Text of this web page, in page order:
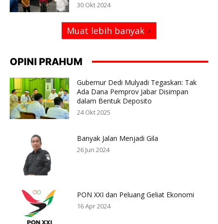
30 Okt 2024
Muat lebih banyak
OPINI PRAHUM
Gubernur Dedi Mulyadi Tegaskan: Tak
Ada Dana Pemprov Jabar Disimpan
dalam Bentuk Deposito
24 Okt 2025
Banyak Jalan Menjadi Gila
26 Jun 2024
PON XXI dan Peluang Geliat Ekonomi
16 Apr 2024